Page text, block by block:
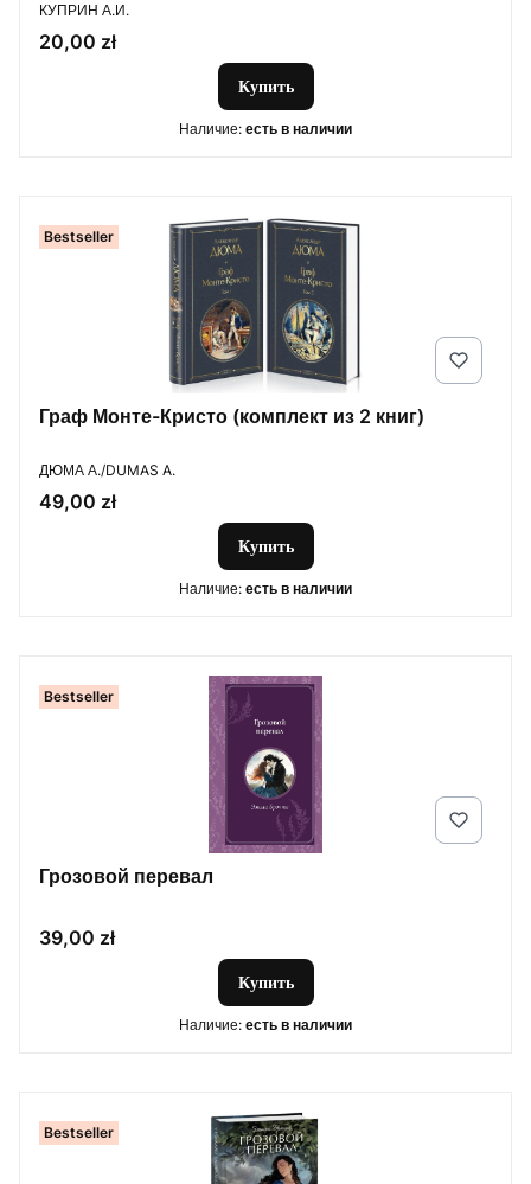
ПРОИЗВОДИТЕЛЬ
КУПРИН А.И.
Цена
20,00 zł
Купить
Наличие: есть в наличии
Bestseller
Граф Монте-Кристо (комплект из 2 книг)
ПРОИЗВОДИТЕЛЬ
ДЮМА А./DUMAS A.
Цена
49,00 zł
Купить
Наличие: есть в наличии
Bestseller
Грозовой перевал
Цена
39,00 zł
Купить
Наличие: есть в наличии
Bestseller